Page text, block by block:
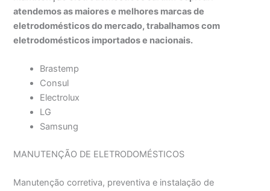
atendemos as maiores e melhores marcas de
eletrodomésticos do mercado, trabalhamos com
eletrodomésticos importados e nacionais.
Brastemp
Consul
Electrolux
LG
Samsung
MANUTENÇÃO DE ELETRODOMÉSTICOS
Manutenção corretiva, preventiva e instalação de